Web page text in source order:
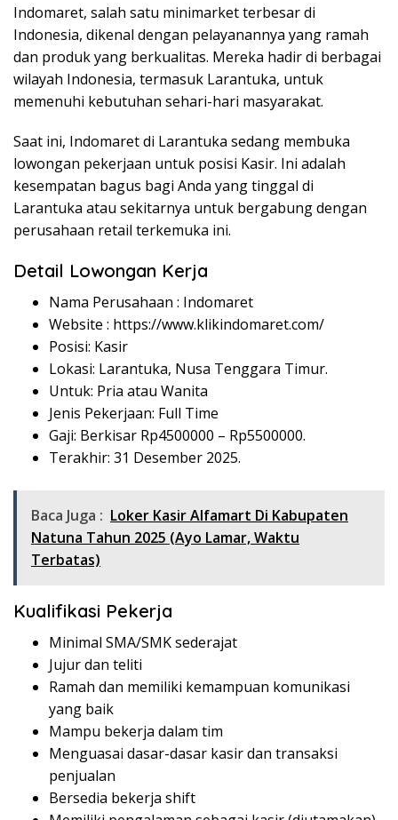
Indomaret, salah satu minimarket terbesar di
Indonesia, dikenal dengan pelayanannya yang ramah
dan produk yang berkualitas. Mereka hadir di berbagai
wilayah Indonesia, termasuk Larantuka, untuk
memenuhi kebutuhan sehari-hari masyarakat.
Saat ini, Indomaret di Larantuka sedang membuka
lowongan pekerjaan untuk posisi Kasir. Ini adalah
kesempatan bagus bagi Anda yang tinggal di
Larantuka atau sekitarnya untuk bergabung dengan
perusahaan retail terkemuka ini.
Detail Lowongan Kerja
Nama Perusahaan : Indomaret
Website : https://www.klikindomaret.com/
Posisi: Kasir
Lokasi: Larantuka, Nusa Tenggara Timur.
Untuk: Pria atau Wanita
Jenis Pekerjaan: Full Time
Gaji: Berkisar Rp4500000 – Rp5500000.
Terakhir: 31 Desember 2025.
Baca Juga : Loker Kasir Alfamart Di Kabupaten
Natuna Tahun 2025 (Ayo Lamar, Waktu
Terbatas)
Kualifikasi Pekerja
Minimal SMA/SMK sederajat
Jujur dan teliti
Ramah dan memiliki kemampuan komunikasi
yang baik
Mampu bekerja dalam tim
Menguasai dasar-dasar kasir dan transaksi
penjualan
Bersedia bekerja shift